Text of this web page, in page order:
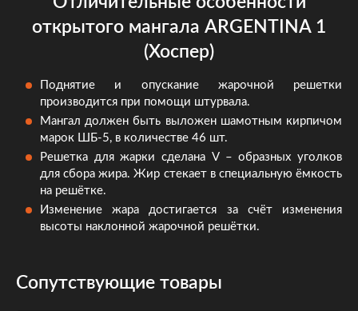
открытого мангала ARGENTINA 1
(Хоспер)
Поднятие и опускание жарочной решетки
производится при помощи штурвала.
Мангал должен быть выложен шамотным кирпичом
марок ШБ-5, в количестве 46 шт.
Решетка для жарки сделана V – образных уголков
для сбора жира. Жир стекает в специальную ёмкость
на решётке.
Изменение жара достигается за счёт изменения
высоты наклонной жарочной решётки.
Сопутствующие товары